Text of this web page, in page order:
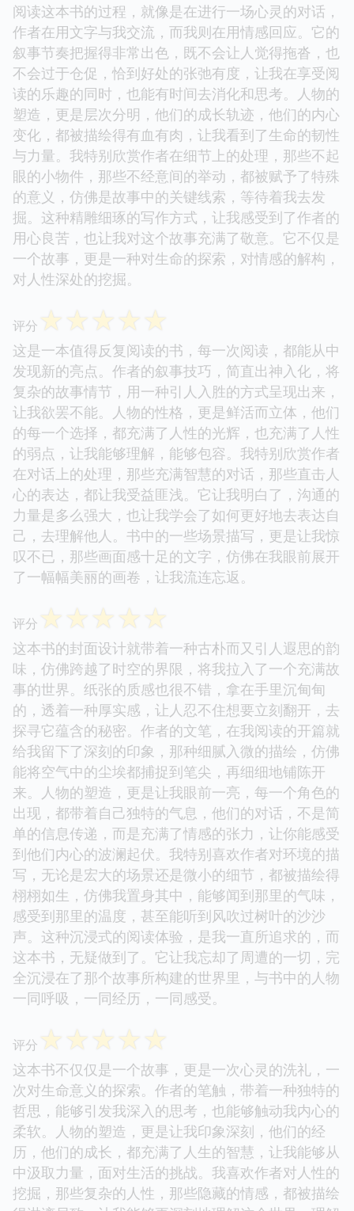
阅读这本书的过程，就像是在进行一场心灵的对话，
作者在用文字与我交流，而我则在用情感回应。它的
叙事节奏把握得非常出色，既不会让人觉得拖沓，也
不会过于仓促，恰到好处的张弛有度，让我在享受阅
读的乐趣的同时，也能有时间去消化和思考。人物的
塑造，更是层次分明，他们的成长轨迹，他们的内心
变化，都被描绘得有血有肉，让我看到了生命的韧性
与力量。我特别欣赏作者在细节上的处理，那些不起
眼的小物件，那些不经意间的举动，都被赋予了特殊
的意义，仿佛是故事中的关键线索，等待着我去发
掘。这种精雕细琢的写作方式，让我感受到了作者的
用心良苦，也让我对这个故事充满了敬意。它不仅是
一个故事，更是一种对生命的探索，对情感的解构，
对人性深处的挖掘。
评分 ☆☆☆☆☆
这是一本值得反复阅读的书，每一次阅读，都能从中
发现新的亮点。作者的叙事技巧，简直出神入化，将
复杂的故事情节，用一种引人入胜的方式呈现出来，
让我欲罢不能。人物的性格，更是鲜活而立体，他们
的每一个选择，都充满了人性的光辉，也充满了人性
的弱点，让我能够理解，能够包容。我特别欣赏作者
在对话上的处理，那些充满智慧的对话，那些直击人
心的表达，都让我受益匪浅。它让我明白了，沟通的
力量是多么强大，也让我学会了如何更好地去表达自
己，去理解他人。书中的一些场景描写，更是让我惊
叹不已，那些画面感十足的文字，仿佛在我眼前展开
了一幅幅美丽的画卷，让我流连忘返。
评分 ☆☆☆☆☆
这本书的封面设计就带着一种古朴而又引人遐思的韵
味，仿佛跨越了时空的界限，将我拉入了一个充满故
事的世界。纸张的质感也很不错，拿在手里沉甸甸
的，透着一种厚实感，让人忍不住想要立刻翻开，去
探寻它蕴含的秘密。作者的文笔，在我阅读的开篇就
给我留下了深刻的印象，那种细腻入微的描绘，仿佛
能将空气中的尘埃都捕捉到笔尖，再细细地铺陈开
来。人物的塑造，更是让我眼前一亮，每一个角色的
出现，都带着自己独特的气息，他们的对话，不是简
单的信息传递，而是充满了情感的张力，让你能感受
到他们内心的波澜起伏。我特别喜欢作者对环境的描
写，无论是宏大的场景还是微小的细节，都被描绘得
栩栩如生，仿佛我置身其中，能够闻到那里的气味，
感受到那里的温度，甚至能听到风吹过树叶的沙沙
声。这种沉浸式的阅读体验，是我一直所追求的，而
这本书，无疑做到了。它让我忘却了周遭的一切，完
全沉浸在了那个故事所构建的世界里，与书中的人物
一同呼吸，一同经历，一同感受。
评分 ☆☆☆☆☆
这本书不仅仅是一个故事，更是一次心灵的洗礼，一
次对生命意义的探索。作者的笔触，带着一种独特的
哲思，能够引发我深入的思考，也能够触动我内心的
柔软。人物的塑造，更是让我印象深刻，他们的经
历，他们的成长，都充满了人生的智慧，让我能够从
中汲取力量，面对生活的挑战。我喜欢作者对人性的
挖掘，那些复杂的人性，那些隐藏的情感，都被描绘